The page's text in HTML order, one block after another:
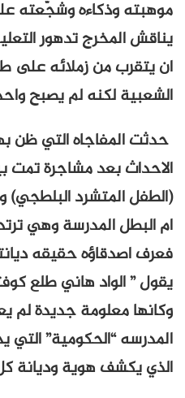
موهبته وذكاءه وشجّعته
يناقش المخرج تدهور
ان يتقرب من زملائه على
الشعبية لكنه لم يصبح
حدثت المفاجاه التي ظن
الاحداث بعد مشاجرة تمت
(الطفل المتشرد
ام البطل المدرسة وهي
فعرف اصدقاؤه حقيقه
يقول ” الواد هاني طلع
وكانها معلومة جديدة لم
المدرسه “الحكومية”
الذي يكشف هوية وديانة